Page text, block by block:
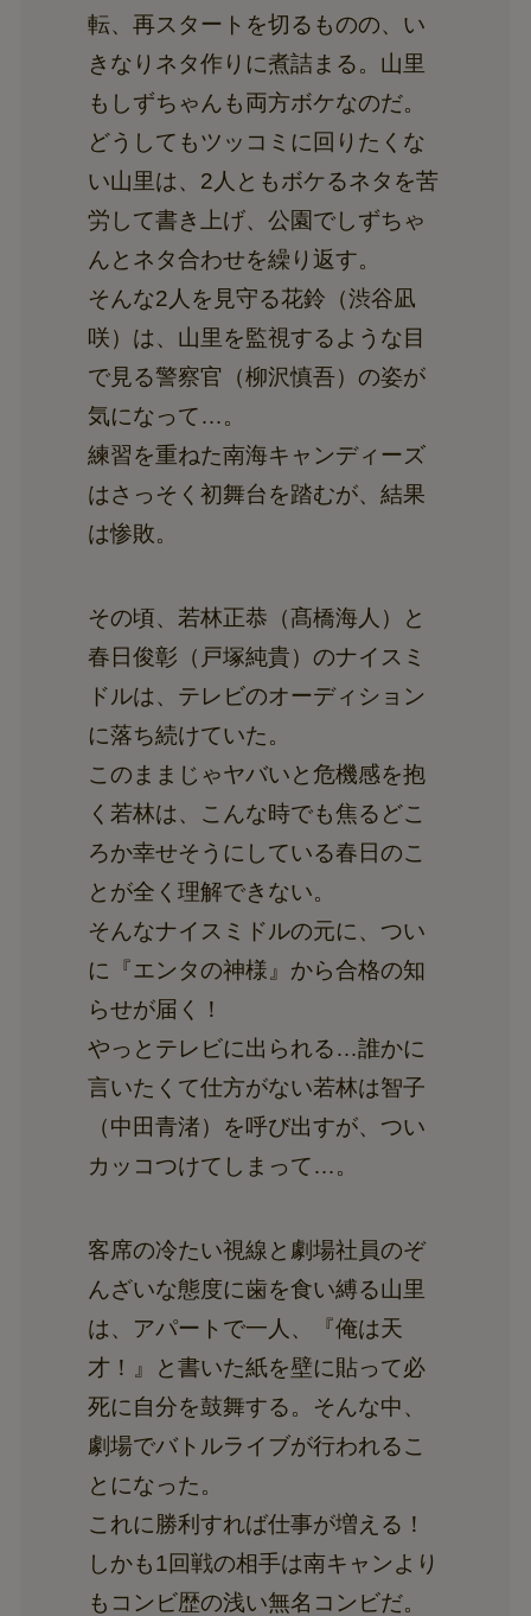
転、再スタートを切るものの、い
きなりネタ作りに煮詰まる。山里
もしずちゃんも両方ボケなのだ。
どうしてもツッコミに回りたくな
い山里は、2人ともボケるネタを苦
労して書き上げ、公園でしずちゃ
んとネタ合わせを繰り返す。
そんな2人を見守る花鈴（渋谷凪
咲）は、山里を監視するような目
で見る警察官（柳沢慎吾）の姿が
気になって…。
練習を重ねた南海キャンディーズ
はさっそく初舞台を踏むが、結果
は惨敗。
その頃、若林正恭（髙橋海人）と
春日俊彰（戸塚純貴）のナイスミ
ドルは、テレビのオーディション
に落ち続けていた。
このままじゃヤバいと危機感を抱
く若林は、こんな時でも焦るどこ
ろか幸せそうにしている春日のこ
とが全く理解できない。
そんなナイスミドルの元に、つい
に『エンタの神様』から合格の知
らせが届く！
やっとテレビに出られる…誰かに
言いたくて仕方がない若林は智子
（中田青渚）を呼び出すが、つい
カッコつけてしまって…。
客席の冷たい視線と劇場社員のぞ
んざいな態度に歯を食い縛る山里
は、アパートで一人、『俺は天
才！』と書いた紙を壁に貼って必
死に自分を鼓舞する。そんな中、
劇場でバトルライブが行われるこ
とになった。
これに勝利すれば仕事が増える！
しかも1回戦の相手は南キャンより
もコンビ歴の浅い無名コンビだ。